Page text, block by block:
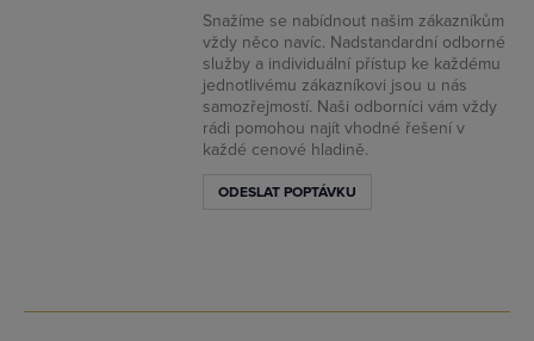
Snažíme se nabídnout našim zákazníkům
vždy něco navíc. Nadstandardní odborné
služby a individuální přístup ke každému
jednotlivému zákazníkovi jsou u nás
samozřejmostí. Naši odborníci vám vždy
rádi pomohou najít vhodné řešení v
každé cenové hladině.
ODESLAT POPTÁVKU